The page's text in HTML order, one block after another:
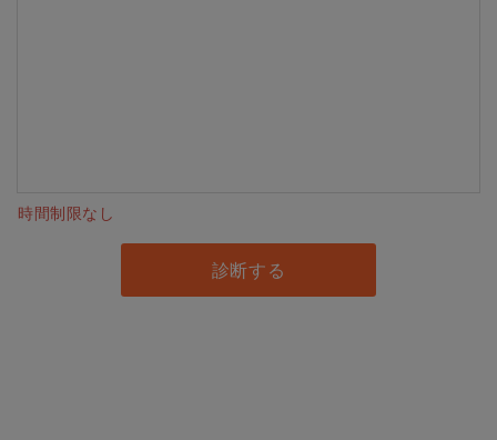
時間制限なし
診断する